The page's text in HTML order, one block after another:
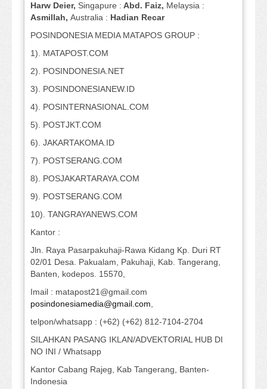
Harw Deier, Singapure : Abd. Faiz, Melaysia :
Asmillah, Australia : Hadian Recar
POSINDONESIA MEDIA MATAPOS GROUP :
1). MATAPOST.COM
2). POSINDONESIA.NET
3). POSINDONESIANEW.ID
4). POSINTERNASIONAL.COM
5). POSTJKT.COM
6). JAKARTAKOMA.ID
7). POSTSERANG.COM
8). POSJAKARTARAYA.COM
9). POSTSERANG.COM
10). TANGRAYANEWS.COM
Kantor :
Jln. Raya Pasarpakuhaji-Rawa Kidang Kp. Duri RT
02/01 Desa. Pakualam, Pakuhaji, Kab. Tangerang,
Banten, kodepos. 15570,
Imail : matapost21@gmail.com
posindonesiamedia@gmail.com
telpon/whatsapp : (+62) (+62) 812-7104-2704
SILAHKAN PASANG IKLAN/ADVEKTORIAL HUB DI
NO INI / Whatsapp
Kantor Cabang Rajeg, Kab Tangerang, Banten-
Indonesia